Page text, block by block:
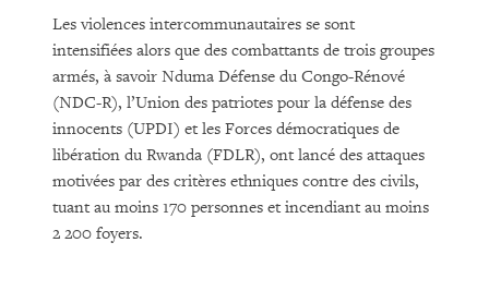
Les violences intercommunautaires se sont
intensifiées alors que des combattants de trois groupes
armés, à savoir Nduma Défense du Congo-Rénové
(NDC-R), l’Union des patriotes pour la défense des
innocents (UPDI) et les Forces démocratiques de
libération du Rwanda (FDLR), ont lancé des attaques
motivées par des critères ethniques contre des civils,
tuant au moins 170 personnes et incendiant au moins
2 200 foyers.